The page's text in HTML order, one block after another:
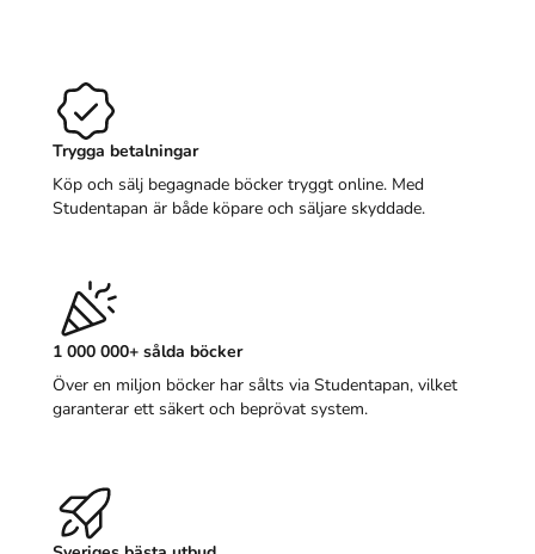
Trygga betalningar
Köp och sälj begagnade böcker tryggt online. Med
Studentapan är både köpare och säljare skyddade.
1 000 000+ sålda böcker
Över en miljon böcker har sålts via Studentapan, vilket
garanterar ett säkert och beprövat system.